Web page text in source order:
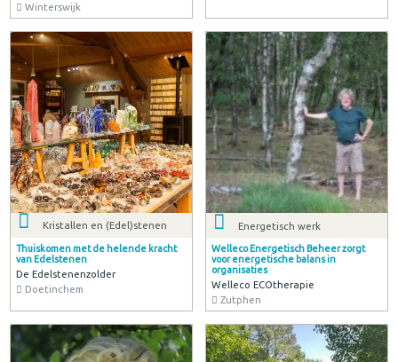
Winterswijk
Kristallen en (Edel)stenen
Thuiskomen met de helende kracht
van Edelstenen
De Edelstenenzolder
Doetinchem
Energetisch werk
Welleco Energetisch Beheer zorgt
voor energetische balans in
organisaties
Welleco ECOtherapie
Zutphen